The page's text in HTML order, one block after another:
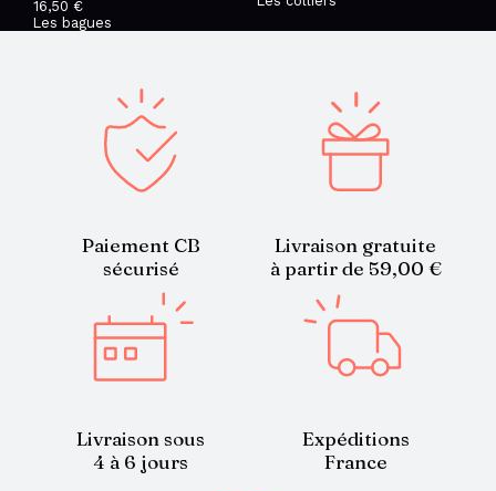
16,50 €
Les bagues
Paiement CB
sécurisé
Livraison gratuite
à partir de 59,00 €
Livraison sous
4 à 6 jours
Expéditions
France